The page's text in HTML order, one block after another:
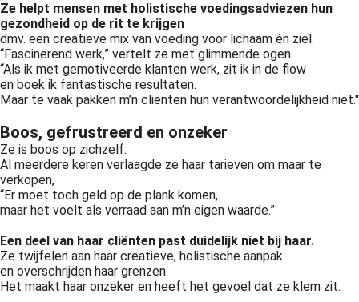
Ze helpt mensen met holistische voedingsadviezen hun
gezondheid op de rit te krijgen
dmv. een creatieve mix van voeding voor lichaam én ziel.
“Fascinerend werk,” vertelt ze met glimmende ogen.
“Als ik met gemotiveerde klanten werk, zit ik in de flow
en boek ik fantastische resultaten.
Maar te vaak pakken m’n cliënten hun verantwoordelijkheid niet."
Boos, gefrustreerd en onzeker
Ze is boos op zichzelf.
Al meerdere keren verlaagde ze haar tarieven om maar te
verkopen,
“Er moet toch geld op de plank komen,
maar het voelt als verraad aan m’n eigen waarde.”
Een deel van haar cliënten past duidelijk niet bij haar.
Ze twijfelen aan haar creatieve, holistische aanpak
en overschrijden haar grenzen.
Het maakt haar onzeker en heeft het gevoel dat ze klem zit.